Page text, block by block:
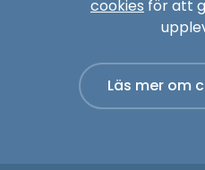
cookies för att
Läs mer om